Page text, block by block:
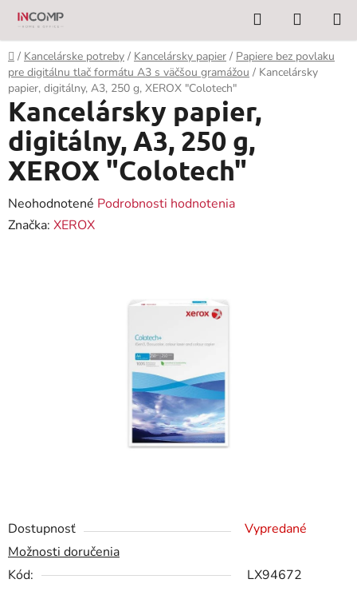
Prejsť
obsah
Hľadať
KOŠÍK
Domov
/ Kancelárske potreby / Kancelársky papier / Papiere bez povlaku
pre digitálnu tlač formátu A3 s väčšou gramážou / Kancelársky
papier, digitálny, A3, 250 g, XEROX "Colotech"
Dostupnosť
Vypredané
Možnosti doručenia
Kód:
LX94672
Kancelársky papier,
digitálny, A3, 250 g,
XEROX "Colotech"
Priemerné
hodnotenie
Neohodnotené Podrobnosti hodnotenia
Značka: XEROX